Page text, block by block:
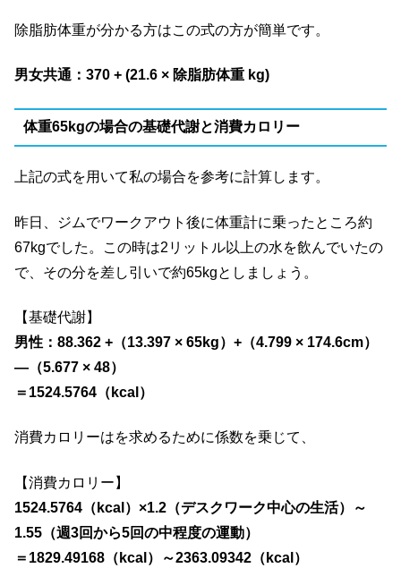
除脂肪体重が分かる方はこの式の方が簡単です。
男女共通：370 + (21.6 × 除脂肪体重 kg)
体重65kgの場合の基礎代謝と消費カロリー
上記の式を用いて私の場合を参考に計算します。
昨日、ジムでワークアウト後に体重計に乗ったところ約
67kgでした。この時は2リットル以上の水を飲んでいたの
で、その分を差し引いで約65kgとしましょう。
【基礎代謝】
男性：88.362 +（13.397 × 65kg）+（4.799 × 174.6cm）
—（5.677 × 48）
＝1524.5764（kcal）
消費カロリーはを求めるために係数を乗じて、
【消費カロリー】
1524.5764（kcal）×1.2（デスクワーク中心の生活）～
1.55（週3回から5回の中程度の運動）
＝1829.49168（kcal）～2363.09342（kcal）